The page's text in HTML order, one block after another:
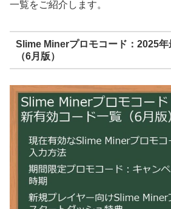
一覧をご紹介します。
Slime Minerプロモコード：2025
（6月版）